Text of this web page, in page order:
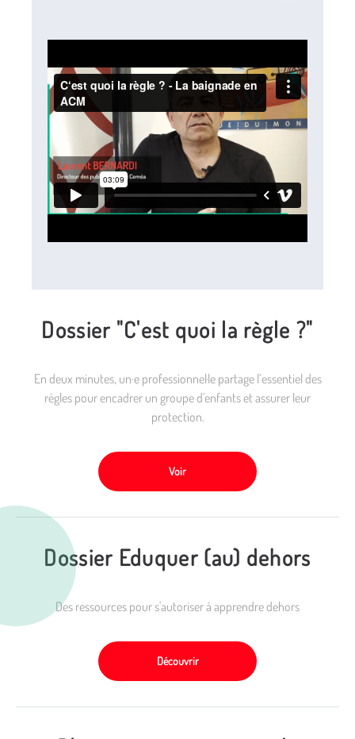
Dossier "C'est quoi la règle ?"
En deux minutes, un·e professionnel·le partage l’essentiel des
règles pour encadrer un groupe d'enfants et assurer leur
protection.
Voir
Dossier Eduquer (au) dehors
Des ressources pour s'autoriser à apprendre dehors
Découvrir